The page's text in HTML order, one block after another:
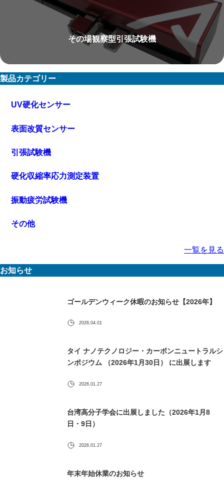
その場観察型引張試験機
製品カテゴリー
UV硬化センサー
表面改質センサー
引張試験機
硬化収縮率応力測定装置
振動疲労試験機
その他
一覧を見る
お知らせ
ゴールデンウィーク休暇のお知らせ【2026年】
2026.04.01
タイ ナノテクノロジー・カーボンニュートラルシ
ンポジウム （2026年1月30日） に出展します
2026.01.27
台湾高分子学会に出展しました（2026年1月8
日・9日）
2026.01.27
年末年始休業のお知らせ